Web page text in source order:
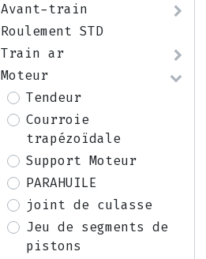
Avant-train
Roulement STD
Train ar
Moteur
Tendeur
Courroie
trapézoïdale
Support Moteur
PARAHUILE
joint de culasse
Jeu de segments de
pistons